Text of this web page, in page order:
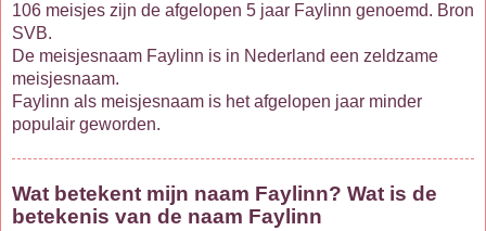
106 meisjes zijn de afgelopen 5 jaar Faylinn genoemd. Bron
SVB.
De meisjesnaam Faylinn is in Nederland een zeldzame
meisjesnaam.
Faylinn als meisjesnaam is het afgelopen jaar minder
populair geworden.
Wat betekent mijn naam Faylinn? Wat is de
betekenis van de naam Faylinn